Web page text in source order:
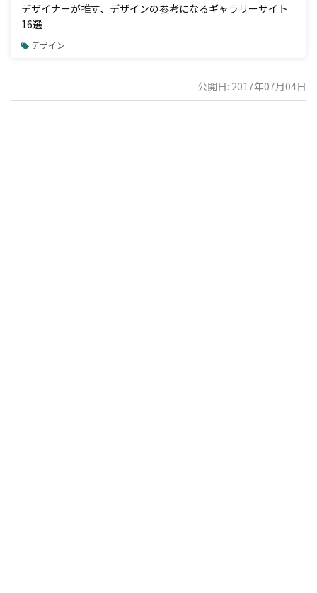
デザイナーが推す、デザインの参考になるギャラリーサイト
16選
デザイン
公開日: 2017年07月04日